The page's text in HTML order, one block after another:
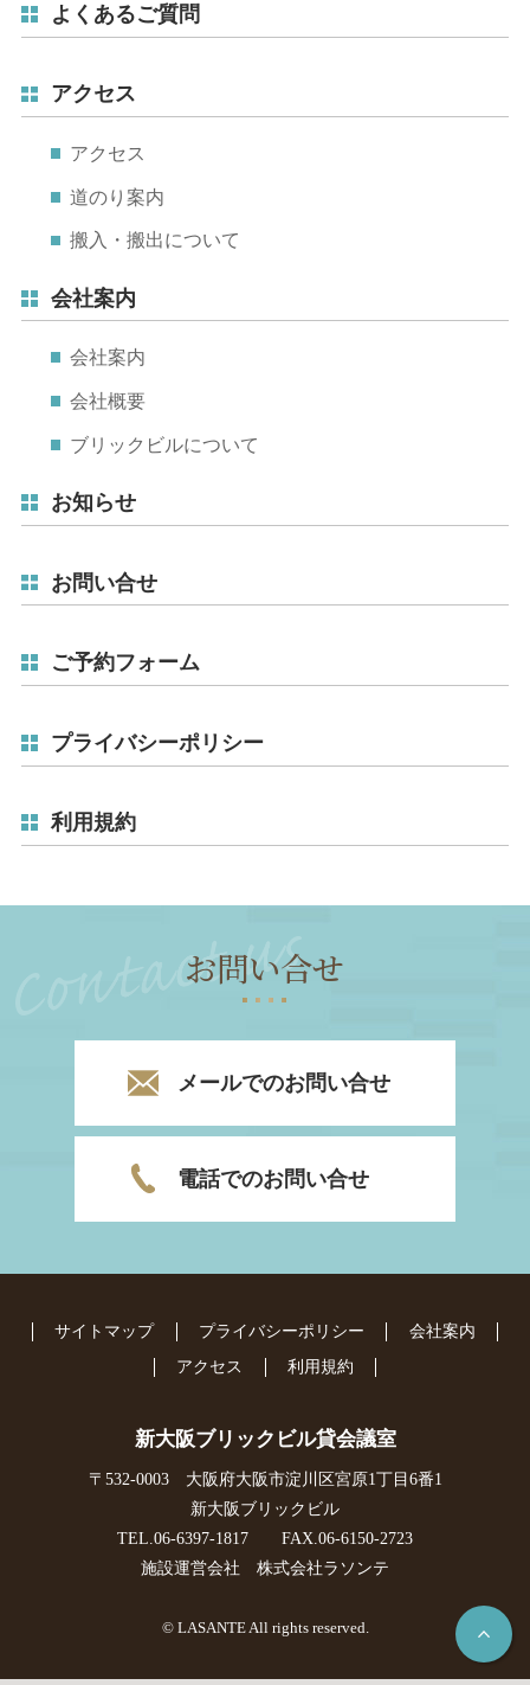
よくあるご質問
アクセス
アクセス
道のり案内
搬入・搬出について
会社案内
会社案内
会社概要
ブリックビルについて
お知らせ
お問い合せ
ご予約フォーム
プライバシーポリシー
利用規約
お問い合せ
メールでのお問い合せ
電話でのお問い合せ
サイトマップ プライバシーポリシー
会社案内
アクセス
利用規約
新大阪ブリックビル貸会議室
〒532-0003 大阪府大阪市淀川区宮原1丁目6番1
新大阪ブリックビル
TEL.06-6397-1817 FAX.06-6150-2723
施設運営会社 株式会社ラソンテ
© LASANTE All rights reserved.